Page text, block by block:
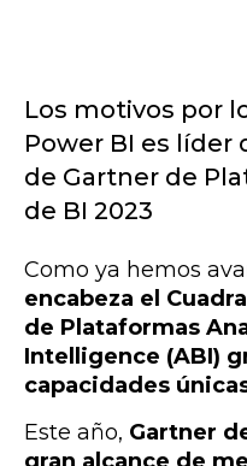
Los motivos por
Power BI es líder
de Gartner de
de BI 2023
Como ya hemos
encabeza el
de Plataformas
Intelligence (ABI)
capacidades
Este año, Gartner
gran alcance de